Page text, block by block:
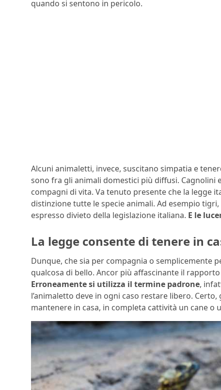
quando si sentono in pericolo.
Alcuni animaletti, invece, suscitano simpatia e
sono fra gli animali domestici più diffusi. Cagnolini
compagni di vita. Va tenuto presente che la legge
distinzione tutte le specie animali. Ad esempio
espresso divieto della legislazione italiana. E le
La legge consente di tenere in
Dunque, che sia per compagnia o semplicemente
qualcosa di bello. Ancor più affascinante il
Erroneamente si utilizza il termine padrone,
l’animaletto deve in ogni caso restare libero.
mantenere in casa, in completa cattività un cane o